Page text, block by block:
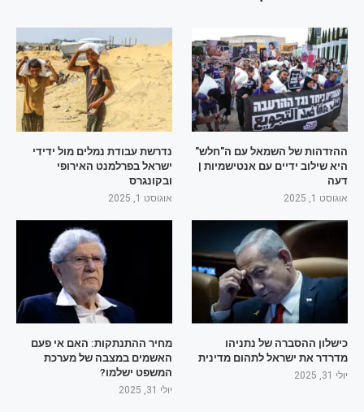
ההזדהות של השמאל עם ה"חלש"
היא שילוב ידיים עם אנטישמיות |
דעה
אוגוסט 1, 2025
נדרשת עבודת נמלים מול ידידי
ישראל בפרלמנט האירופי
ובקונגרס
אוגוסט 1, 2025
כישלון ההסברה של נתניהו
מדרדר את ישראל לתהום מדינית
יולי 31, 2025
מחיר ההתנתקות: האם אי פעם
האשמים במצבה של מערכת
המשפט ישלמו?
יולי 31, 2025